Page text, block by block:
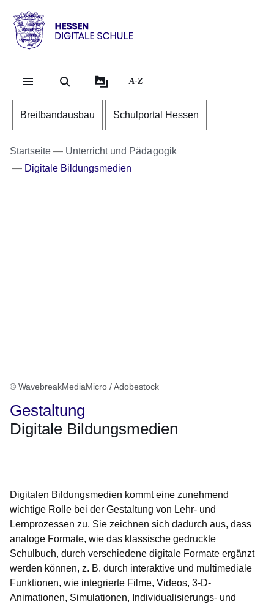
Hessen
Digitale
A-Z
Breitbandausbau Schulportal Hessen
Startseite
Unterricht und Pädagogik
Digitale Bildungsmedien
© WavebreakMediaMicro / Adobestock
Gestaltung
Digitale Bildungsmedien
Digitalen Bildungsmedien kommt eine zunehmend
wichtige Rolle bei der Gestaltung von Lehr- und
Lernprozessen zu. Sie zeichnen sich dadurch aus, dass
analoge Formate, wie das klassische gedruckte
Schulbuch, durch verschiedene digitale Formate ergänzt
werden können, z. B. durch interaktive und multimediale
Funktionen, wie integrierte Filme, Videos, 3-D-
Animationen, Simulationen, Individualisierungs- und